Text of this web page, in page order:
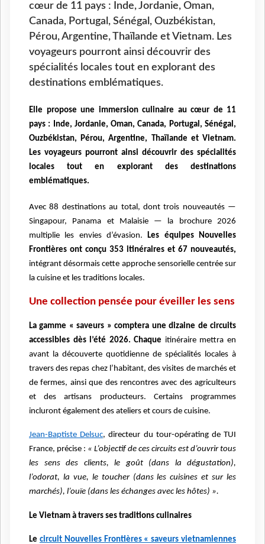
cœur de 11 pays : Inde, Jordanie, Oman,
Canada, Portugal, Sénégal, Ouzbékistan,
Pérou, Argentine, Thaïlande et Vietnam. Les
voyageurs pourront ainsi découvrir des
spécialités locales tout en explorant des
destinations emblématiques.
Elle propose une immersion culinaire au cœur de 11
pays : Inde, Jordanie, Oman, Canada, Portugal, Sénégal,
Ouzbékistan, Pérou, Argentine, Thaïlande et Vietnam.
Les voyageurs pourront ainsi découvrir des spécialités
locales tout en explorant des destinations
emblématiques.
Avec 88 destinations au total, dont trois nouveautés —
Singapour, Panama et Malaisie — la brochure 2026
multiplie les envies d’évasion.Les équipes Nouvelles
Frontières ont conçu 353 itinéraires et 67 nouveautés,
intégrant désormais cette approche sensorielle centrée sur
la cuisine et les traditions locales.
Une collection pensée pour éveiller les sens
La gamme « saveurs » comptera une dizaine de circuits
accessibles dès l’été 2026. Chaque itinéraire mettra en
avant la découverte quotidienne de spécialités locales à
travers des repas chez l’habitant, des visites de marchés et
de fermes, ainsi que des rencontres avec des agriculteurs
et des artisans producteurs. Certains programmes
incluront également des ateliers et cours de cuisine.
Jean-Baptiste Delsuc, directeur du tour-opérating de TUI
France, précise : « L’objectif de ces circuits est d’ouvrir tous
les sens des clients, le goût (dans la dégustation),
l’odorat, la vue, le toucher (dans les cuisines et sur les
marchés), l’ouïe (dans les échanges avec les hôtes) ».
Le Vietnam à travers ses traditions culinaires
Le circuit Nouvelles Frontières « saveurs vietnamiennes